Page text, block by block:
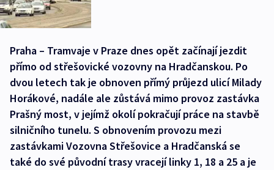
Praha – Tramvaje v Praze dnes opět začínají jezdit
přímo od střešovické vozovny na Hradčanskou. Po
dvou letech tak je obnoven přímý průjezd ulicí Milady
Horákové, nadále ale zůstává mimo provoz zastávka
Prašný most, v jejímž okolí pokračují práce na stavbě
silničního tunelu. S obnovením provozu mezi
zastávkami Vozovna Střešovice a Hradčanská se
také do své původní trasy vracejí linky 1, 18 a 25 a je